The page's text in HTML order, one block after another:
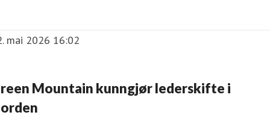
mai 2026 16:02
Mountain kunngjør lederskifte i